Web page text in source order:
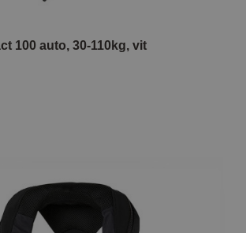
100 auto, 30-110kg, vit